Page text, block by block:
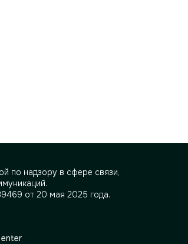
по надзору в сфере связи,
от 20 мая 2025 года.